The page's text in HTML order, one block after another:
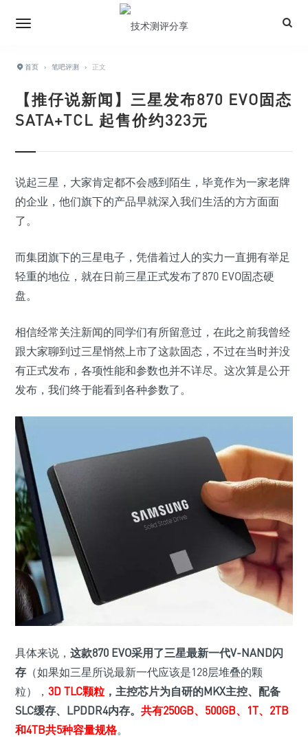
首页 › 笔吧评测 › 正文
【推仔说新闻】三星发布870 EVO固态
SATA+TCL 起售价约323元
说起三星，大家肯定都不会感到陌生，毕竟作为一家老牌
的企业，他们旗下的产品早就深入我们生活的方方面面
了。
而集团旗下的三星电子，凭借着过人的实力一直拥有举足
轻重的地位，就在日前三星正式发布了870 EVO固态硬
盘。
相信经常关注新闻的同学们有所留意过，在此之前我曾经
跟大家聊到过三星悄然上市了这款固态，不过在当时并没
有正式发布，各项性能和参数也并不详尽。这次算是公开
发布，我们终于能看到各种参数了。
具体来说， 这款870 EVO采用了三星最新一代V-NAND闪
存 （如果如三星所说最新一代应该是128层堆叠的颗
粒）， 3D TLC颗粒 ，主控芯片为自研的MKX主控、配备
SLC缓存、LPDDR4内存。 共有250GB、500GB、1T、2TB
和4TB共5种容量规格。